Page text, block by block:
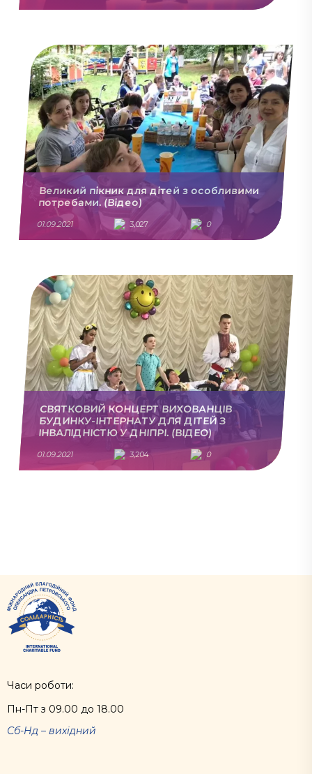
Великий пікник для дітей з особливими
потребами. (Відео)
01.09.2021 3,027 0
СВЯТКОВИЙ КОНЦЕРТ ВИХОВАНЦІВ
БУДИНКУ-ІНТЕРНАТУ ДЛЯ ДІТЕЙ З
ІНВАЛІДНІСТЮ У ДНІПРІ. (ВІДЕО)
01.09.2021 3,204 0
Часи роботи:
Пн-Пт з 09.00 до 18.00
Сб-Нд – вихідний